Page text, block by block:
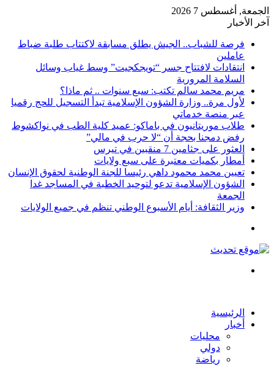
الجمعة, أغسطس 7 2026
آخر الأخبار
فرصة للشباب.. الجيش يطلق مسابقة لاكتتاب طلبة ضباط
عاملين
انتقادات لافتتاح جسر “تويجكجيت” وسط غياب وسائل
السلامة المرورية
مريم محمد سالم تكتب: سبع سنوات .. ثم ماذا؟
لأول مرة.. وزارة الشؤون الإسلامية تبدأ التسجيل للحج رقميا
عبر منصة خدماتي
طلاب موريتانيون في باماكو: عميد كلية الطب في نواكشوط
رفض دمجنا بحجة أن “لا حرب في مالي”
العثور على جثامين 7 منقبين في تيرس
أمطار بكميات معتبرة على سبع ولايات
تعيين محمد محمود داهي رئيسا للجنة الوطنية لحقوق الإنسان
الشؤون الإسلامية تدعو لتوحيد الخطبة في المساجد غدا
الجمعة
وزير الثقافة: أيام الأسبوع الوطني تنظم في جميع الولايات
الرئيسية
أخبار
محليات
دولي
رياضة